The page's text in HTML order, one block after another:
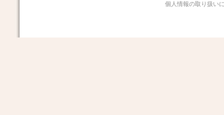
個人情報の取り扱い